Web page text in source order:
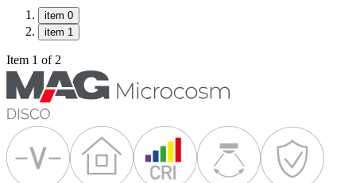
item 0
item 1
Item 1 of 2